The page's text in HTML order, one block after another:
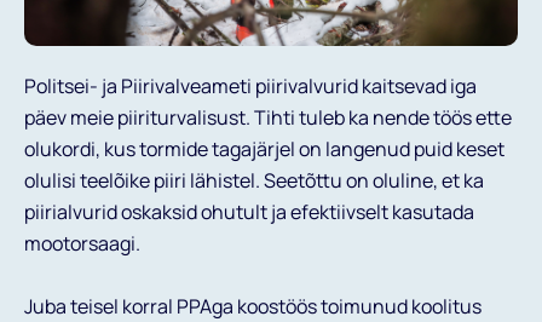
Uudised
Kutse Andmine
Aitame Ukrainat
Liitumine
Politsei- ja Piirivalveameti piirivalvurid kaitsevad iga
päev meie piiriturvalisust. Tihti tuleb ka nende töös ette
olukordi, kus tormide tagajärjel on langenud puid keset
olulisi teelõike piiri lähistel. Seetõttu on oluline, et ka
piirialvurid oskaksid ohutult ja efektiivselt kasutada
mootorsaagi.
Juba teisel korral PPAga koostöös toimunud koolitus